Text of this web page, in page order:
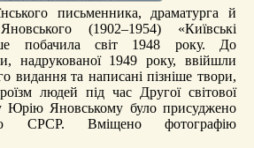
письменника, драматурга й
(1902–1954) «Київські
побачила світ 1948 року. До
надрукованої 1949 року, ввійшли
видання та написані пізніше твори,
людей під час Другої світової
Юрію Яновському було присуджено
СРСР. Вміщено фотографію